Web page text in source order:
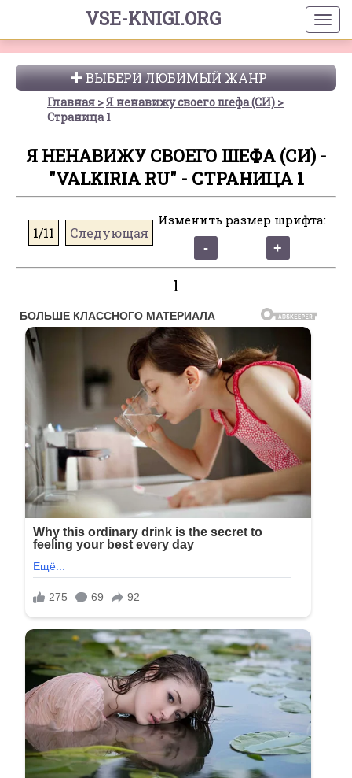
VSE-KNIGI.ORG
ВЫБЕРИ ЛЮБИМЫЙ ЖАНР
Главная
Я ненавижу своего шефа (СИ)
Страница 1
Я НЕНАВИЖУ СВОЕГО ШЕФА (СИ) -
"VALKIRIA RU" - СТРАНИЦА 1
1/11 Следующая
Изменить размер шрифта:
1